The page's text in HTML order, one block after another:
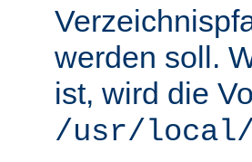
werden soll.
ist, wird die
/usr/local/